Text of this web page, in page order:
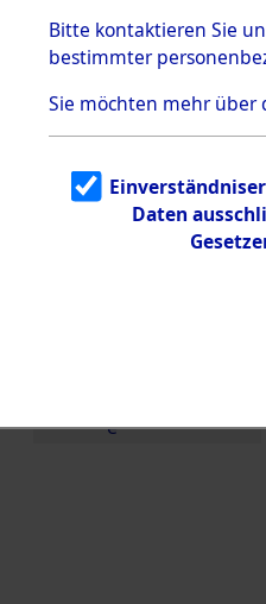
5.3.1 Alliierte
Erhebungen
zu
Todesmärsch
en
5.3.2
g
5.3.3
Todesmärsch
e
Bitte kontaktieren Sie
bestimmter
Sie möchten mehr über
Daten